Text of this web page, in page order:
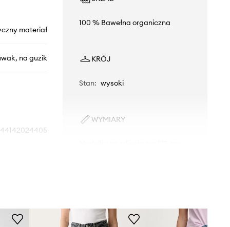
materiał
na guzik
100 % Bawełna organiczna
KRÓJ
Stan: wysoki
WYMIARY
Tabela rozmiarów